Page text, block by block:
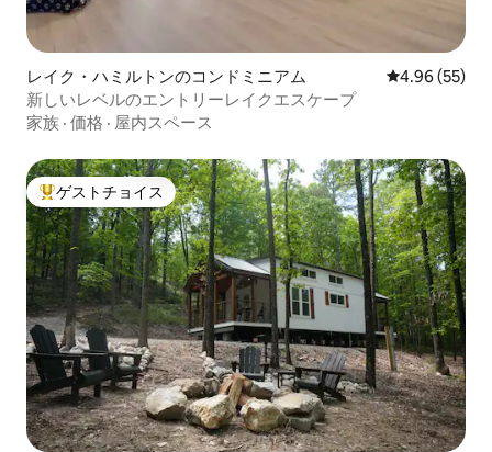
レイク・ハミルトンのコンドミニアム レビュー55
4.96 (55)
新しいレベルのエントリーレイクエスケープ
家族 · 価格 · 屋内スペース
大好評のゲストチョイスです。
ゲストチョイス